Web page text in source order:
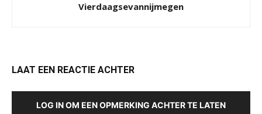
Vierdaagsevannijmegen
LAAT EEN REACTIE ACHTER
LOG IN OM EEN OPMERKING ACHTER TE LATEN